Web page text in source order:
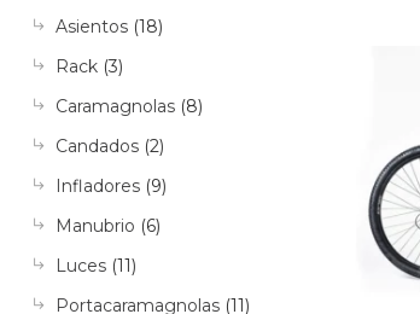
Asientos (18)
Rack (3)
Caramagnolas (8)
Candados (2)
Infladores (9)
Manubrio (6)
Luces (11)
Portacaramagnolas (11)